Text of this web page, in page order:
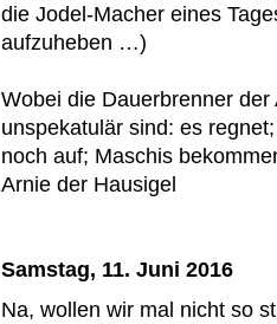
die Jodel-Macher eines
aufzuheben …)
Wobei die Dauerbrenner
unspekatulär sind: es
noch auf; Maschis
Arnie der Hausigel
Samstag, 11. Juni 2016
Na, wollen wir mal nicht so